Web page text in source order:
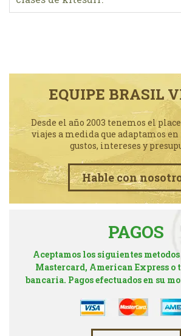
EQUIPE BRASIL
Desde el año 2003 tenemos el
viajes a medida que adaptamos en
gustos, intereses y
Hable con
PAGOS
Aceptamos los siguientes metodos
Mastercard, American Express o
bancaria. Pagos efectuados en su